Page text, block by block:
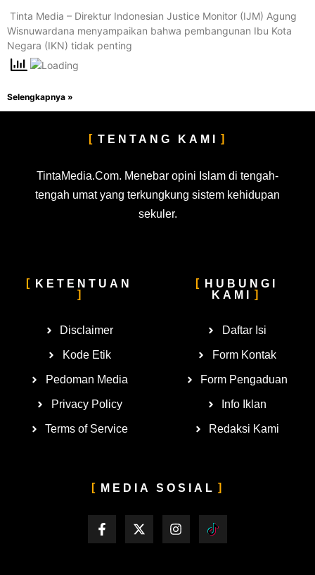
​ Tinta Media – Direktur Indonesian Justice Monitor (IJM) Agung
Wisnuwardana menyampaikan bahwa pembangunan Ibu Kota
Negara (IKN) tidak penting
Selengkapnya »
TENTANG KAMI
TintaMedia.Com. Menebar opini Islam di tengah-
tengah umat yang terkungkung sistem kehidupan
sekuler.
KETENTUAN
Disclaimer
Kode Etik
Pedoman Media
Privacy Policy
Terms of Service
HUBUNGI
KAMI
Daftar Isi
Form Kontak
Form Pengaduan
Info Iklan
Redaksi Kami
MEDIA SOSIAL